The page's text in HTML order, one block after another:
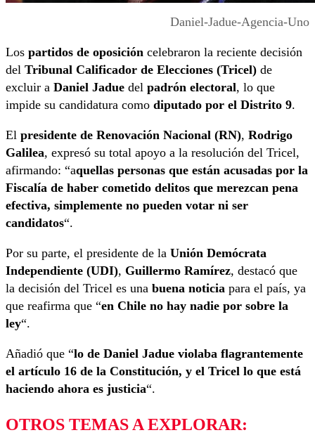
Daniel-Jadue-Agencia-Uno
Los partidos de oposición celebraron la reciente decisión
del Tribunal Calificador de Elecciones (Tricel) de
excluir a Daniel Jadue del padrón electoral, lo que
impide su candidatura como diputado por el Distrito 9.
El presidente de Renovación Nacional (RN), Rodrigo
Galilea, expresó su total apoyo a la resolución del Tricel,
afirmando: “aquellas personas que están acusadas por la
Fiscalía de haber cometido delitos que merezcan pena
efectiva, simplemente no pueden votar ni ser
candidatos“.
Por su parte, el presidente de la Unión Demócrata
Independiente (UDI), Guillermo Ramírez, destacó que
la decisión del Tricel es una buena noticia para el país, ya
que reafirma que “en Chile no hay nadie por sobre la
ley“.
Añadió que “lo de Daniel Jadue violaba flagrantemente
el artículo 16 de la Constitución, y el Tricel lo que está
haciendo ahora es justicia“.
OTROS TEMAS A EXPLORAR: